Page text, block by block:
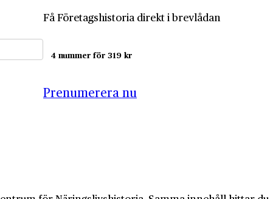
Få Företagshistoria direkt i brevlådan
4 nummer för 319 kr
Prenumerera nu